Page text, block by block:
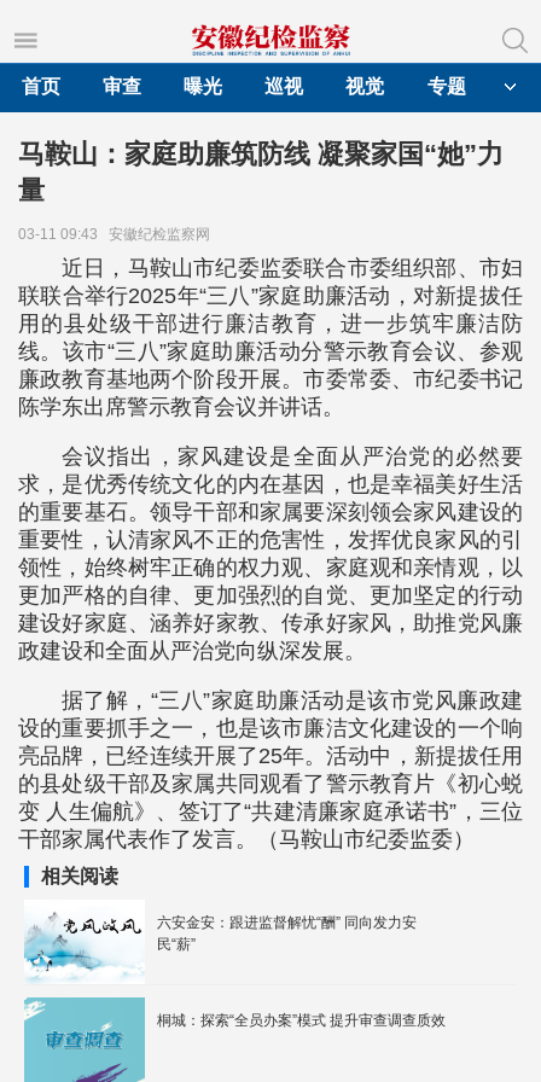
首页
审查 曝光 巡视 视觉 专题
马鞍山：家庭助廉筑防线 凝聚家国“她”力
量
03-11 09:43 安徽纪检监察网
近日，马鞍山市纪委监委联合市委组织部、市妇
联联合举行2025年“三八”家庭助廉活动，对新提拔任
用的县处级干部进行廉洁教育，进一步筑牢廉洁防
线。该市“三八”家庭助廉活动分警示教育会议、参观
廉政教育基地两个阶段开展。市委常委、市纪委书记
陈学东出席警示教育会议并讲话。
会议指出，家风建设是全面从严治党的必然要
求，是优秀传统文化的内在基因，也是幸福美好生活
的重要基石。领导干部和家属要深刻领会家风建设的
重要性，认清家风不正的危害性，发挥优良家风的引
领性，始终树牢正确的权力观、家庭观和亲情观，以
更加严格的自律、更加强烈的自觉、更加坚定的行动
建设好家庭、涵养好家教、传承好家风，助推党风廉
政建设和全面从严治党向纵深发展。
据了解，“三八”家庭助廉活动是该市党风廉政建
设的重要抓手之一，也是该市廉洁文化建设的一个响
亮品牌，已经连续开展了25年。活动中，新提拔任用
的县处级干部及家属共同观看了警示教育片《初心蜕
变 人生偏航》、签订了“共建清廉家庭承诺书”，三位
干部家属代表作了发言。（马鞍山市纪委监委）
相关阅读
六安金安：跟进监督解忧“酬” 同向发力安
民“薪”
桐城：探索“全员办案”模式 提升审查调查质效